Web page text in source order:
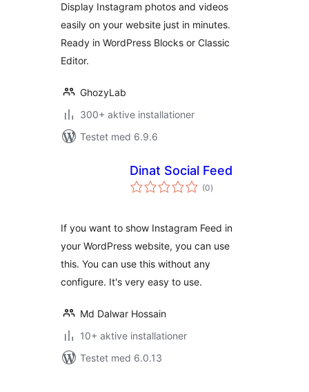
Display Instagram photos and videos
easily on your website just in minutes.
Ready in WordPress Blocks or Classic
Editor.
GhozyLab
300+ aktive installationer
Testet med 6.9.6
Dinat Social Feed
(0totale
bedømmelser
)
If you want to show Instagram Feed in
your WordPress website, you can use
this. You can use this without any
configure. It's very easy to use.
Md Dalwar Hossain
10+ aktive installationer
Testet med 6.0.13